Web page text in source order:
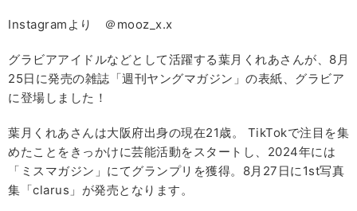
Instagramより ＠mooz_x.x
グラビアアイドルなどとして活躍する葉月くれあさんが、8月
25日に発売の雑誌「週刊ヤングマガジン」の表紙、グラビア
に登場しました！
葉月くれあさんは大阪府出身の現在21歳。 TikTokで注目を集
めたことをきっかけに芸能活動をスタートし、2024年には
「ミスマガジン」にてグランプリを獲得。8月27日に1st写真
集「clarus」が発売となります。